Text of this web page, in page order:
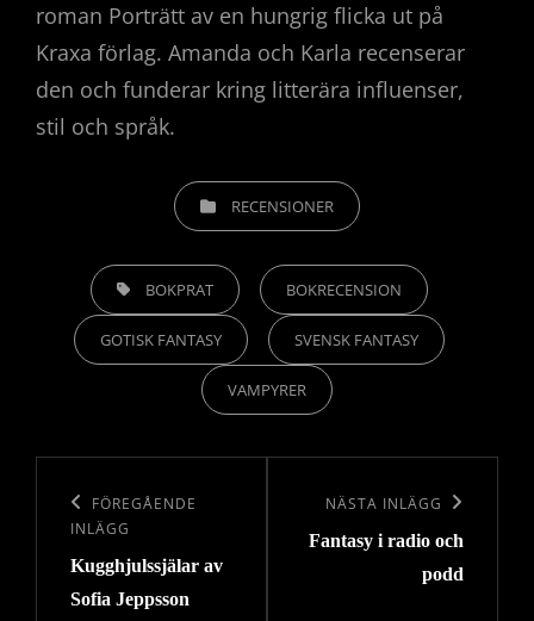
roman Porträtt av en hungrig flicka ut på
Kraxa förlag. Amanda och Karla recenserar
den och funderar kring litterära influenser,
stil och språk.
KATEGORIERRECENSIONER
ETIKETTER,BOKPRAT BOKRECENSION
GOTISK FANTASY SVENSK FANTASY
VAMPYRER
Föregående
FÖREGÅENDE
INLÄGG
Kugghjulssjälar av
Sofia Jeppsson
Nästa
inlägg
NÄSTA INLÄGG
Fantasy i radio och
podd